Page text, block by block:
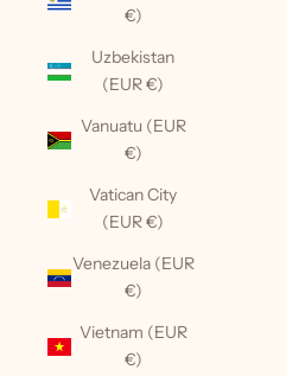
€)
Uzbekistan
(EUR €)
Vanuatu (EUR
€)
Vatican City
(EUR €)
Venezuela (EUR
€)
Vietnam (EUR
€)